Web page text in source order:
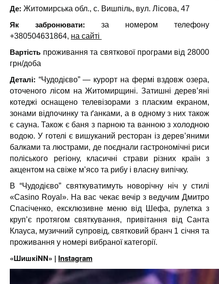
Де: Житомирська обл., с. Вишпіль, вул. Лісова, 47
Як забронювати:
за номером телефону
+380504631864, на сайті
Вартість проживання та святкової програми від 28000
грн/доба
Деталі: “Чудодієво” — курорт на фермі вздовж озера,
оточеного лісом на Житомирщині. Затишні дерев’яні
котеджі оснащено телевізорами з пласким екраном,
зонами відпочинку та ґанками, а в одному з них також
є сауна. Також є баня з парною та ванною з холодною
водою. У готелі є вишуканий ресторан із дерев’яними
балками та люстрами, де поєднали гастрономічні риси
поліського регіону, класичні страви різних країн з
акцентом на свіже м’ясо та рибу і власну випічку.
В “Чудодієво” святкуватимуть новорічну ніч у стилі
«Casino Royal». На вас чекає вечір з ведучим Дмитро
Спасіченко, ексклюзивне меню від Шефа, рулетка з
крупʼє протягом святкування, привітання від Санта
Клауса, музичний супровід, святковий бранч 1 січня та
проживання у номері вибраної категорії.
«ШишкiNN» | Instagram